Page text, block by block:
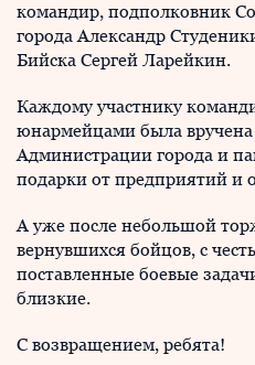
командир, подполковник
города Александр
Бийска Сергей Ларейкин.
Каждому участнику
юнармейцами была
Администрации города и
подарки от предприятий и
А уже после небольшой
вернувшихся бойцов, с
поставленные боевые
близкие.
С возвращением, ребята!